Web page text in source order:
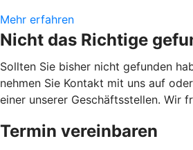
Mehr erfahren
Nicht das Richtige
Sollten Sie bisher nicht gefunden
nehmen Sie Kontakt mit uns auf
einer unserer Geschäftsstellen. Wir
Termin vereinbaren